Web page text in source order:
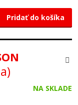
Pridať do košíka
NA SKLADE